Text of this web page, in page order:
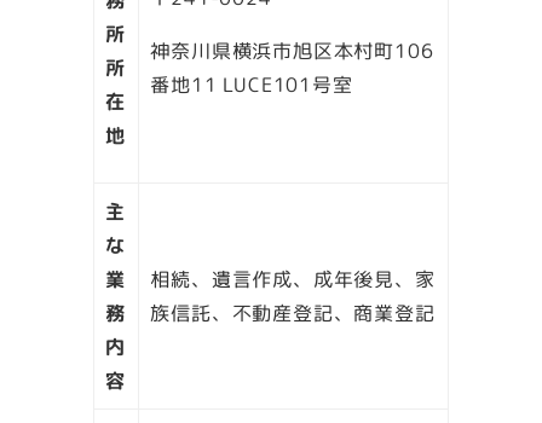
所
所
在
地
神奈川県横浜市旭区本村町106
番地11 LUCE101号室
主
な
業
務
内
容
相続、遺言作成、成年後見、家
族信託、不動産登記、商業登記